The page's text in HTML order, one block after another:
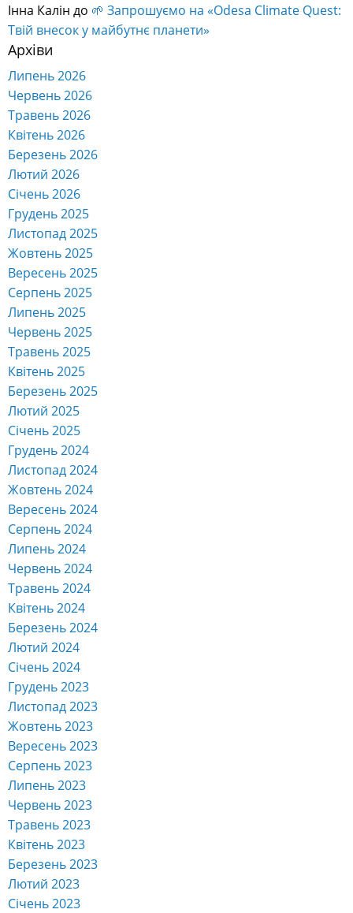
Інна Калін до 🌱 Запрошуємо на «Odesa Climate Quest:
Твій внесок у майбутнє планети»
Архіви
Липень 2026
Червень 2026
Травень 2026
Квітень 2026
Березень 2026
Лютий 2026
Січень 2026
Грудень 2025
Листопад 2025
Жовтень 2025
Вересень 2025
Серпень 2025
Липень 2025
Червень 2025
Травень 2025
Квітень 2025
Березень 2025
Лютий 2025
Січень 2025
Грудень 2024
Листопад 2024
Жовтень 2024
Вересень 2024
Серпень 2024
Липень 2024
Червень 2024
Травень 2024
Квітень 2024
Березень 2024
Лютий 2024
Січень 2024
Грудень 2023
Листопад 2023
Жовтень 2023
Вересень 2023
Серпень 2023
Липень 2023
Червень 2023
Травень 2023
Квітень 2023
Березень 2023
Лютий 2023
Січень 2023